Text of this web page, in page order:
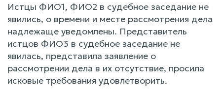
Истцы ФИО1, ФИО2 в судебное заседание не
явились, о времени и месте рассмотрения дела
надлежаще уведомлены. Представитель
истцов ФИО3 в судебное заседание не
явилась, представила заявление о
рассмотрении дела в их отсутствие, просила
исковые требования удовлетворить.